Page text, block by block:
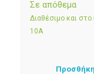
Σε απόθεμα
Διαθέσιμο και
10Α